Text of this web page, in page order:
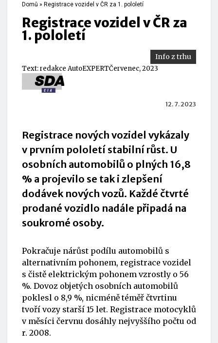
Domů » Registrace vozidel v ČR za 1. pololetí
Registrace vozidel v ČR za
1. pololetí
Info z trhu
Text:redakce AutoEXPERTČervenec, 2023
12. 7. 2023
Registrace nových vozidel vykázaly
v prvním pololetí stabilní růst. U
osobních automobilů o plných 16,8
% a projevilo se tak i zlepšení
dodávek nových vozů. Každé čtvrté
prodané vozidlo nadále připadá na
soukromé osoby.
Pokračuje nárůst podílu automobilů s
alternativním pohonem, registrace vozidel
s čistě elektrickým pohonem vzrostly o 56
%. Dovoz objetých osobních automobilů
poklesl o 8,9 %, nicméně téměř čtvrtinu
tvoří vozy starší 15 let. Registrace motocyklů
v měsíci červnu dosáhly nejvyššího počtu od
r. 2008.